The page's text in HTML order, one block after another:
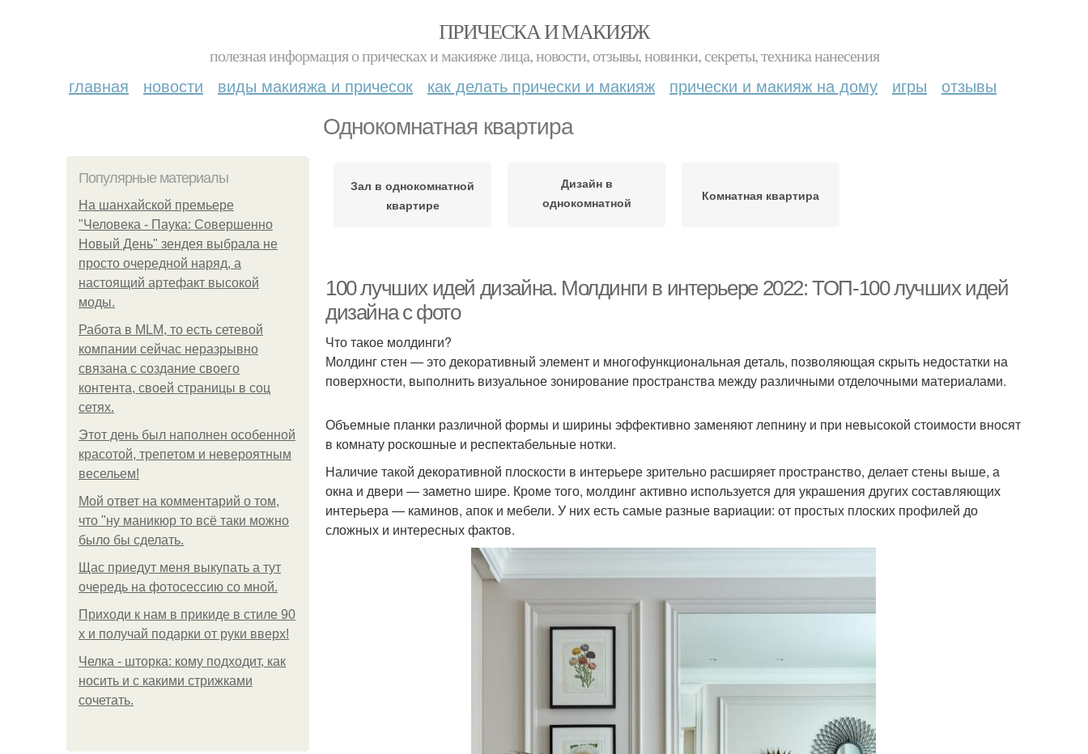
ПРИЧЕСКА И МАКИЯЖ
полезная информация о прическах и макияже лица, новости, отзывы, новинки, секреты, техника нанесения
главная новости виды макияжа и причесок как делать прически и макияж прически и макияж на дому игры отзывы
Однокомнатная квартира
Популярные материалы
На шанхайской премьере
"Человека - Паука: Совершенно
Новый День" зендея выбрала не
просто очередной наряд, а
настоящий артефакт высокой
моды.
Работа в MLM, то есть сетевой
компании сейчас неразрывно
связана с создание своего
контента, своей страницы в соц
сетях.
Этот день был наполнен особенной
красотой, трепетом и невероятным
весельем!
Мой ответ на комментарий о том,
что "ну маникюр то всё таки можно
было бы сделать.
Щас приедут меня выкупать а тут
очередь на фотосессию со мной.
Приходи к нам в прикиде в стиле 90
х и получай подарки от руки вверх!
Челка - шторка: кому подходит, как
носить и с какими стрижками
сочетать.
Зал в однокомнатной
квартире
Дизайн в
однокомнатной
Комнатная квартира
100 лучших идей дизайна. Молдинги в интерьере 2022: ТОП-100 лучших идей
дизайна с фото
Что такое молдинги?
Молдинг стен — это декоративный элемент и многофункциональная деталь, позволяющая скрыть недостатки на
поверхности, выполнить визуальное зонирование пространства между различными отделочными материалами.
Объемные планки различной формы и ширины эффективно заменяют лепнину и при невысокой стоимости вносят
в комнату роскошные и респектабельные нотки.
Наличие такой декоративной плоскости в интерьере зрительно расширяет пространство, делает стены выше, а
окна и двери — заметно шире. Кроме того, молдинг активно используется для украшения других составляющих
интерьера — каминов, апок и мебели. У них есть самые разные вариации: от простых плоских профилей до
сложных и интересных фактов.